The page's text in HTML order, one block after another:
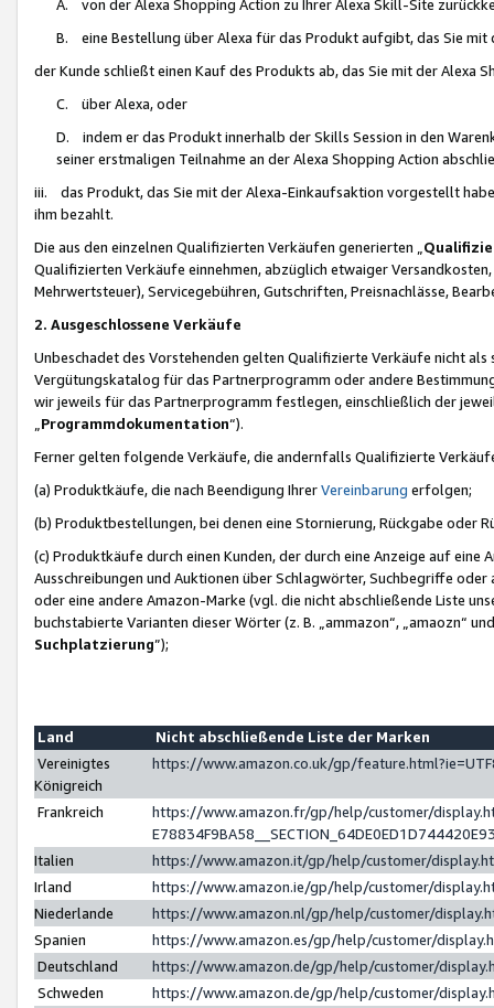
A. von der Alexa Shopping Action zu Ihrer Alexa Skill-Site
B. eine Bestellung über Alexa für das Produkt aufgibt, das Sie mit
der Kunde schließt einen Kauf des Produkts ab, das Sie mit der Alexa
C. über Alexa, oder
D. indem er das Produkt innerhalb der Skills Session in den
seiner erstmaligen Teilnahme an der Alexa Shopping Action
iii. das Produkt, das Sie mit der Alexa-Einkaufsaktion vorgestellt
ihm bezahlt.
Die aus den einzelnen Qualifizierten Verkäufen generierten „
Qualifizierten Verkäufe einnehmen, abzüglich etwaiger
Mehrwertsteuer), Servicegebühren, Gutschriften, Preisnachlässe,
2. Ausgeschlossene Verkäufe
Unbeschadet des Vorstehenden gelten Qualifizierte Verkäufe nicht
Vergütungskatalog für das Partnerprogramm oder andere
wir jeweils für das Partnerprogramm festlegen, einschließlich der
Programmdokumentation“).
Ferner gelten folgende Verkäufe, die andernfalls Qualifizierte
(a) Produktkäufe, die nach Beendigung IhrerVereinbarung erfolgen;
(b) Produktbestellungen, bei denen eine Stornierung, Rückgabe oder
(c) Produktkäufe durch einen Kunden, der durch eine Anzeige auf
Ausschreibungen und Auktionen über Schlagwörter, Suchbegriffe
oder eine andere Amazon-Marke (vgl. die nicht abschließende Liste
buchstabierte Varianten dieser Wörter (z. B. „ammazon“, „amaozn“
Suchplatzierung”);
Land
Nicht abschließende Liste der Marken
Vereinigtes
Königreich
https://www.amazon.co.uk/gp/
Frankreich
https://www.amazon.fr/gp/help/customer/
Italien
https://www.amazon.it/gp/help/customer/
Irland
https://www.amazon.ie/gp/help/customer/
Niederlande
https://www.amazon.nl/gp/help/customer/
Spanien
https://www.amazon.es/gp/help/customer/
Deutschland
https://www.amazon.de/gp/help/customer/
Schweden
https://www.amazon.de/gp/help/customer/